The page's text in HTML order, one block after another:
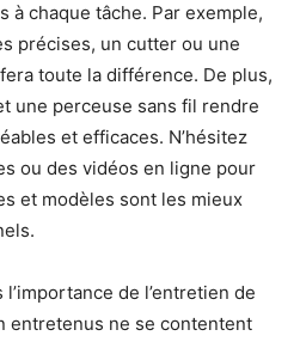
à chaque tâche. Par exemple,
précises, un cutter ou une
toute la différence. De plus,
une perceuse sans fil rendre
et efficaces. N’hésitez
ou des vidéos en ligne pour
et modèles sont les mieux
de l’entretien de
entretenus ne se contentent